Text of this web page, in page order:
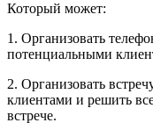
Который может:
1. Организовать
потенциальными
2. Организовать
клиентами и решить
встрече.